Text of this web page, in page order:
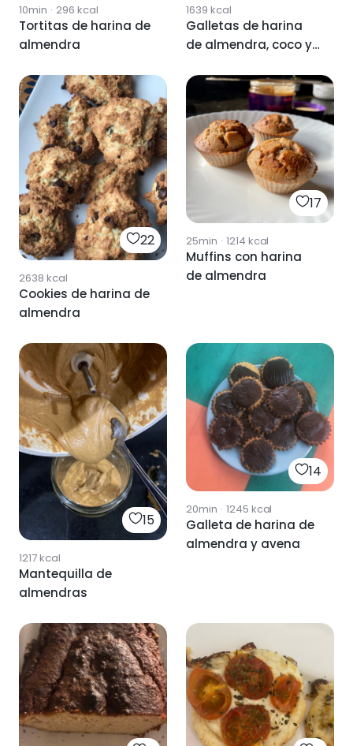
10min · 296 kcal
Tortitas de harina de
almendra
1639 kcal
Galletas de harina
de almendra, coco y
22
2638 kcal
Cookies de harina de
almendra
17
25min · 1214 kcal
Muffins con harina
de almendra
15
1217kcal
Mantequilla de
almendras
14
20min · 1245 kcal
Galleta de harina de
almendra y avena